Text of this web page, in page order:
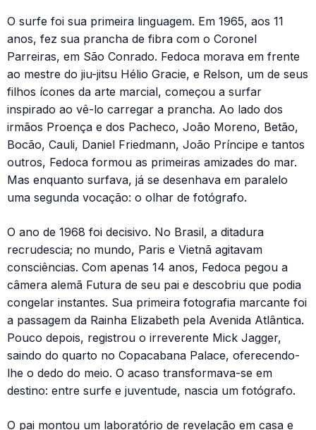
O surfe foi sua primeira linguagem. Em 1965, aos 11
anos, fez sua prancha de fibra com o Coronel
Parreiras, em São Conrado. Fedoca morava em frente
ao mestre do jiu-jitsu Hélio Gracie, e Relson, um de seus
filhos ícones da arte marcial, começou a surfar
inspirado ao vê-lo carregar a prancha. Ao lado dos
irmãos Proença e dos Pacheco, João Moreno, Betão,
Bocão, Cauli, Daniel Friedmann, João Príncipe e tantos
outros, Fedoca formou as primeiras amizades do mar.
Mas enquanto surfava, já se desenhava em paralelo
uma segunda vocação: o olhar de fotógrafo.
O ano de 1968 foi decisivo. No Brasil, a ditadura
recrudescia; no mundo, Paris e Vietnã agitavam
consciências. Com apenas 14 anos, Fedoca pegou a
câmera alemã Futura de seu pai e descobriu que podia
congelar instantes. Sua primeira fotografia marcante foi
a passagem da Rainha Elizabeth pela Avenida Atlântica.
Pouco depois, registrou o irreverente Mick Jagger,
saindo do quarto no Copacabana Palace, oferecendo-
lhe o dedo do meio. O acaso transformava-se em
destino: entre surfe e juventude, nascia um fotógrafo.
O pai montou um laboratório de revelação em casa e